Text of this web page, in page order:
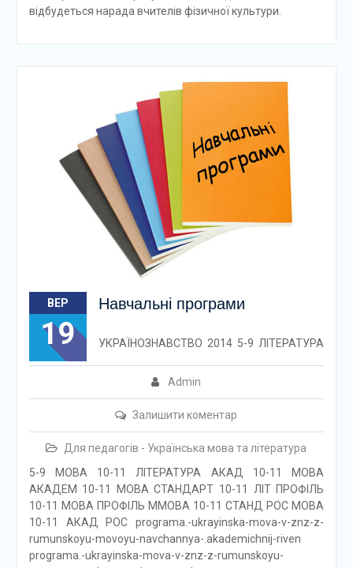
відбудеться нарада вчителів фізичної культури.
ВЕР
19
Навчальні програми
Admin
Залишити коментар
Для педагогів - Українська мова та література
УКРАЇНОЗНАВСТВО 2014 5-9 ЛІТЕРАТУРА
5-9 МОВА 10-11 ЛІТЕРАТУРА АКАД 10-11 МОВА
АКАДЕМ 10-11 МОВА СТАНДАРТ 10-11 ЛІТ ПРОФІЛЬ
10-11 МОВА ПРОФІЛЬ ММОВА 10-11 СТАНД РОС МОВА
10-11 АКАД РОС programa.-ukrayinska-mova-v-znz-z-
rumunskoyu-movoyu-navchannya-.akademichnij-riven
programa.-ukrayinska-mova-v-znz-z-rumunskoyu-